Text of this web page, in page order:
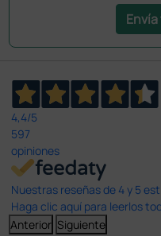
4,4/5
597
opiniones
Nuestras reseñas de 4 y 5
Haga clic aquí para leerlos
Anterior Siguiente